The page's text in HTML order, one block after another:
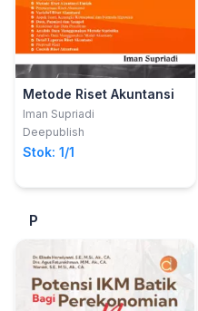
Metode Riset Akuntansi
Iman Supriadi
Deepublish
Stok: 1/1
P